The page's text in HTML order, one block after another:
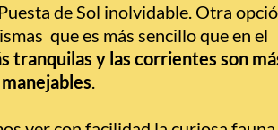
de Sol inolvidable. Otra
que es más sencillo que en el
tranquilas y las corrientes son
manejables.